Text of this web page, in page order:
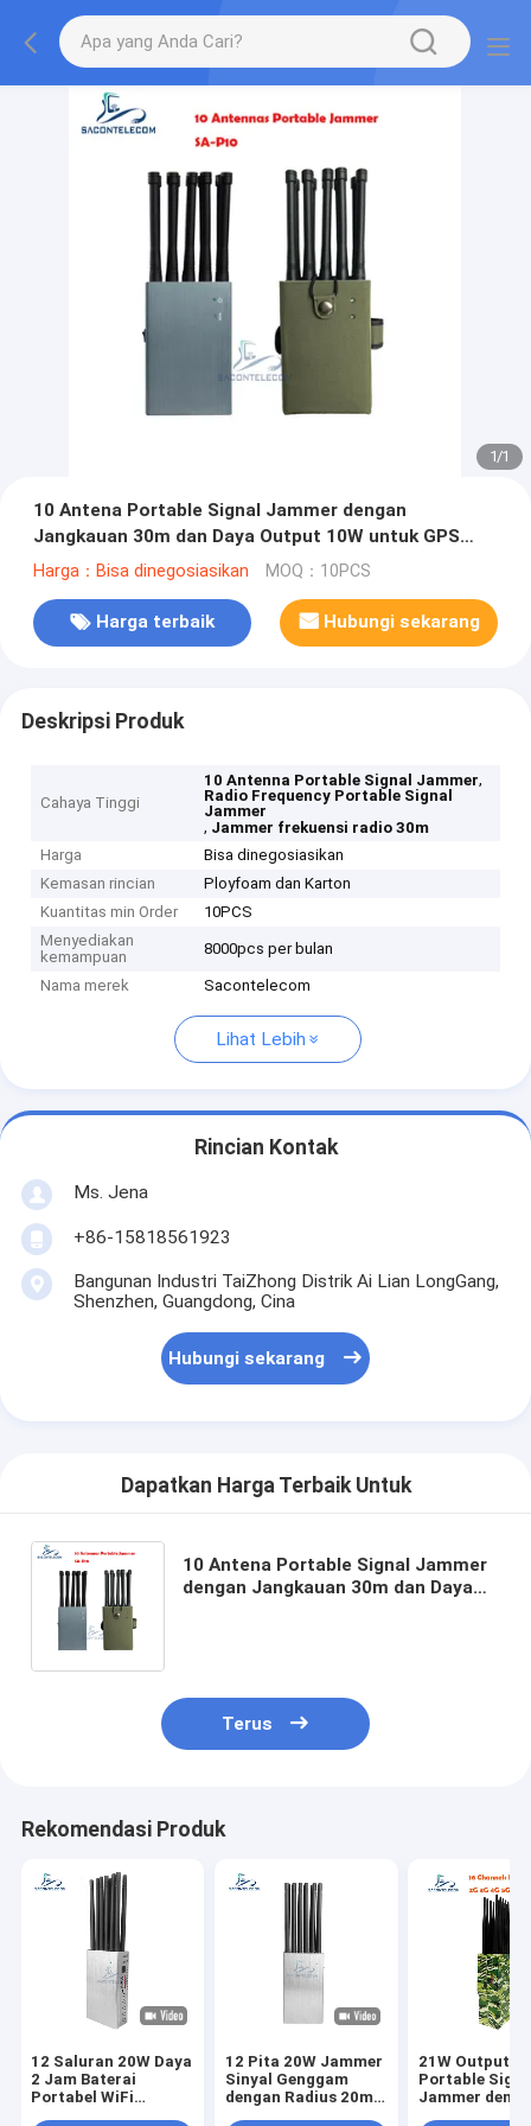
1/1
10 Antena Portable Signal Jammer dengan
Jangkauan 30m dan Daya Output 10W untuk GPS
Lora Lojack Radio Frequency Jamming
Harga：Bisa dinegosiasikan MOQ：10PCS
Harga terbaik Hubungi sekarang
Deskripsi Produk
Cahaya Tinggi
10 Antenna Portable Signal Jammer,
Radio Frequency Portable Signal
Jammer
, Jammer frekuensi radio 30m
Harga
Bisa dinegosiasikan
Kemasan rincian
Ployfoam dan Karton
Kuantitas min Order
10PCS
Menyediakan
kemampuan
8000pcs per bulan
Nama merek Sacontelecom
Lihat Lebih
Rincian Kontak
Ms. Jena
+86-15818561923
Bangunan Industri TaiZhong Distrik Ai Lian LongGang,
Shenzhen, Guangdong, Cina
Hubungi sekarang
Dapatkan Harga Terbaik Untuk
10 Antena Portable Signal Jammer
dengan Jangkauan 30m dan Daya
Terus
Rekomendasi Produk
12 Saluran 20W Daya
2 Jam Baterai
Portabel WiFi
12 Pita 20W Jammer
Sinyal Genggam
dengan Radius 20m
21W Output
Portable
Jammer